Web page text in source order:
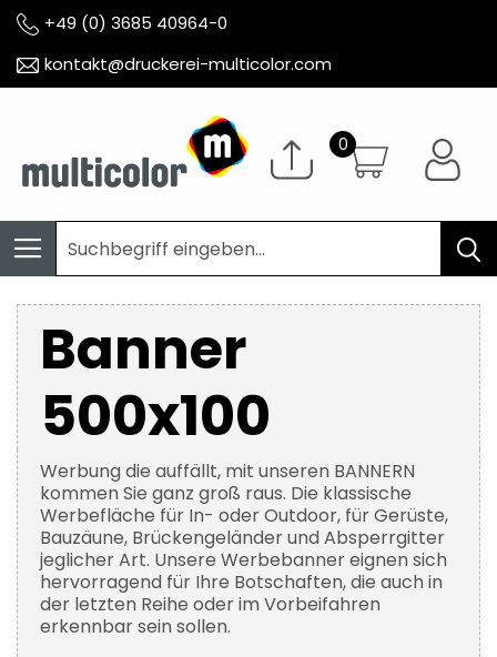
+49 (0) 3685 40964-0
kontakt@druckerei-multicolor.com
Banner
500x100
Werbung die auffällt, mit unseren BANNERN
kommen Sie ganz groß raus. Die klassische
Werbefläche für In- oder Outdoor, für Gerüste,
Bauzäune, Brückengeländer und Absperrgitter
jeglicher Art. Unsere Werbebanner eignen sich
hervorragend für Ihre Botschaften, die auch in
der letzten Reihe oder im Vorbeifahren
erkennbar sein sollen.